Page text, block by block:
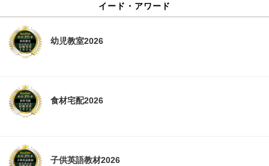
イード・アワード
幼児教室2026
食材宅配2026
子供英語教材2026